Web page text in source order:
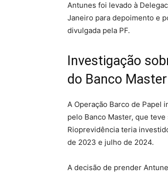
Antunes foi levado à
Janeiro para depoimento e
divulgada pela PF.
Investigação
do Banco Master
A Operação Barco de Papel
pelo Banco Master, que
Rioprevidência teria
de 2023 e julho de 2024.
A decisão de prender